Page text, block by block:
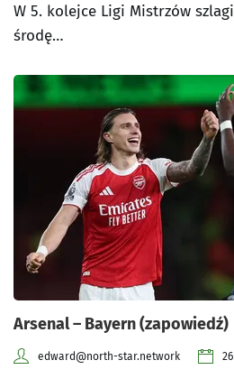
W 5. kolejce Ligi Mistrzów
środę…
Arsenal – Bayern (zapowiedź)
edward@north-star.network